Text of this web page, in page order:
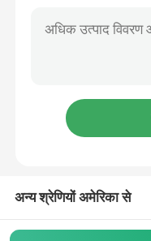
स्टील स्ट्रक्चर ब्रिज
वेनलो ग्लास ग्रीनहाउस
अन्य श्रेणियों अमेरिका से